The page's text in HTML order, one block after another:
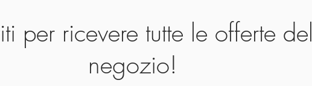
per ricevere tutte le offerte del
negozio!